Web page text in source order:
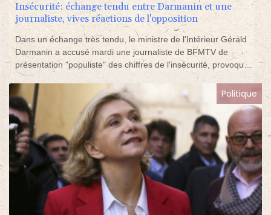
Insécurité: échange tendu entre Darmanin et une
journaliste, vives réactions de l'opposition
Dans un échange très tendu, le ministre de l'Intérieur Gérald
Darmanin a accusé mardi une journaliste de BFMTV de
présentation "populiste" des chiffres de l'insécurité, provoquant
de vives critiques de l'opposition en pleine campagne
présidentielle.
Politique